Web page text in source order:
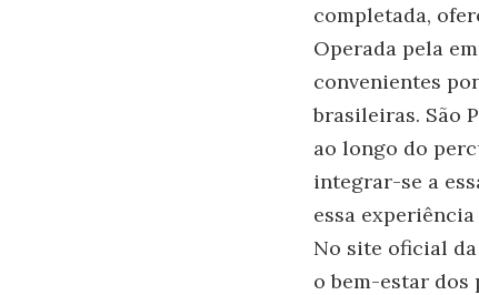
completada,
Operada pela
convenientes
brasileiras. São
ao longo do
integrar-se a
essa
No site oficial
o bem-estar dos